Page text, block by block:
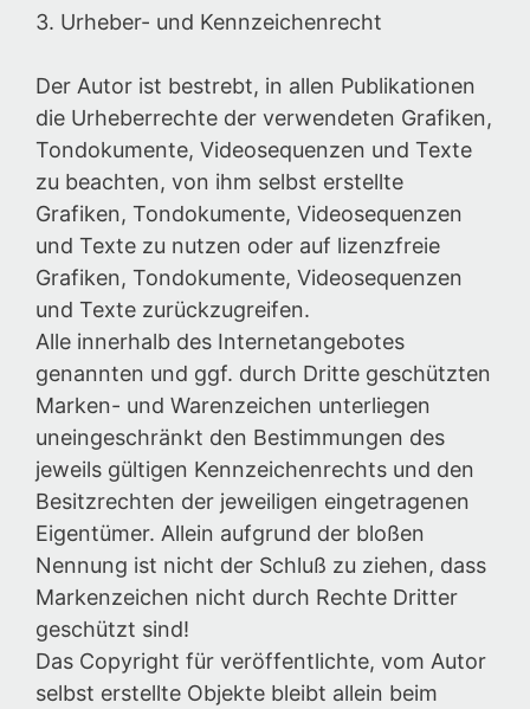
3. Urheber- und Kennzeichenrecht
Der Autor ist bestrebt, in allen Publikationen
die Urheberrechte der verwendeten Grafiken,
Tondokumente, Videosequenzen und Texte
zu beachten, von ihm selbst erstellte
Grafiken, Tondokumente, Videosequenzen
und Texte zu nutzen oder auf lizenzfreie
Grafiken, Tondokumente, Videosequenzen
und Texte zurückzugreifen.
Alle innerhalb des Internetangebotes
genannten und ggf. durch Dritte geschützten
Marken- und Warenzeichen unterliegen
uneingeschränkt den Bestimmungen des
jeweils gültigen Kennzeichenrechts und den
Besitzrechten der jeweiligen eingetragenen
Eigentümer. Allein aufgrund der bloßen
Nennung ist nicht der Schluß zu ziehen, dass
Markenzeichen nicht durch Rechte Dritter
geschützt sind!
Das Copyright für veröffentlichte, vom Autor
selbst erstellte Objekte bleibt allein beim